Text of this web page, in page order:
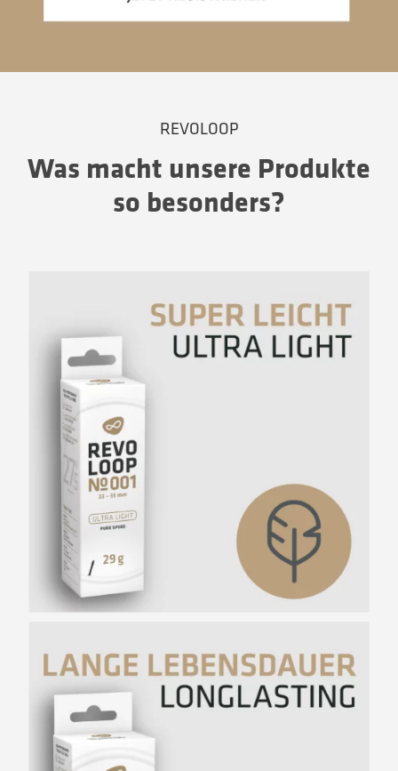
REVOLOOP
Was macht unsere Produkte
so besonders?